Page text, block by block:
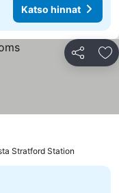
Katso hinnat
Jaa
Stratford Station